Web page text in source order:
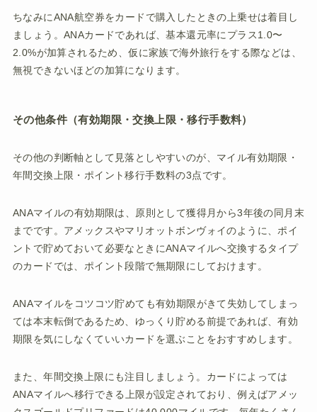
ちなみにANA航空券をカードで購入したときの上乗せは着目し
ましょう。ANAカードであれば、基本還元率にプラス1.0〜
2.0%が加算されるため、仮に家族で海外旅行をする際などは、
無視できないほどの加算になります。
その他条件（有効期限・交換上限・移行手数料）
その他の判断軸として見落としやすいのが、マイル有効期限・
年間交換上限・ポイント移行手数料の3点です。
ANAマイルの有効期限は、原則として獲得月から3年後の同月末
までです。アメックスやマリオットボンヴォイのように、ポイ
ントで貯めておいて必要なときにANAマイルへ交換するタイプ
のカードでは、ポイント段階で無期限にしておけます。
ANAマイルをコツコツ貯めても有効期限がきて失効してしまっ
ては本末転倒であるため、ゆっくり貯める前提であれば、有効
期限を気にしなくていいカードを選ぶことをおすすめします。
また、年間交換上限にも注目しましょう。カードによっては
ANAマイルへ移行できる上限が設定されており、例えばアメッ